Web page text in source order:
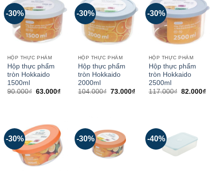
-30%
HỘP THỰC PHẨM
Hộp thực phẩm
tròn Hokkaido
1500ml
90.000₫ 63.000₫
-30%
HỘP THỰC PHẨM
Hộp thực phẩm
tròn Hokkaido
2000ml
104.000₫ 73.000₫
-30%
HỘP THỰC PHẨM
Hộp thực phẩm
tròn Hokkaido
2500ml
117.000₫ 82.000₫
-30% -30% -40%